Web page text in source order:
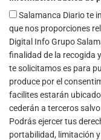
Salamanca Diario te
que nos proporciones
Digital Info Grupo
finalidad de la recogida
te solicitamos es para
produce por el
facilites estarán
cederán a terceros
Podrás ejercer tus
portabilidad, limitación